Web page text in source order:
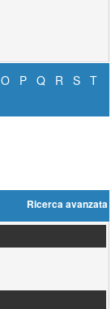
O P Q R S
T
Ricerca avanzata